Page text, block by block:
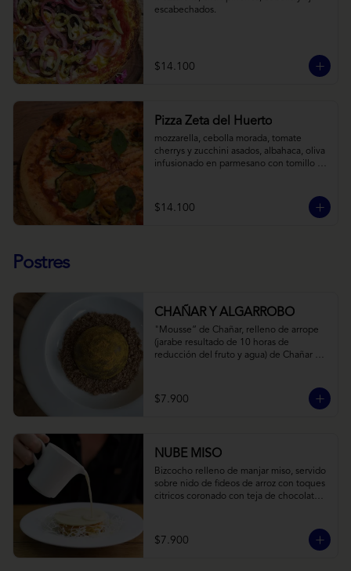
escabechados.
$14.100
Pizza Zeta del Huerto
mozzarella, cebolla morada, tomate
cherrys y zucchini asados, albahaca, oliva
infusionado en parmesano con tomillo y
$14.100
Postres
CHAÑAR Y ALGARROBO
"Mousse” de Chañar, relleno de arrope
(jarabe resultado de 10 horas de
reducción del fruto y agua) de Chañar
amargo y cúrcuma, sobre una tierra de
harina de Algarrobo y nueces.
$7.900
NUBE MISO
Bizcocho relleno de manjar miso, servido
sobre nido de fideos de arroz con toques
citricos coronado con teja de chocolate
$7.900